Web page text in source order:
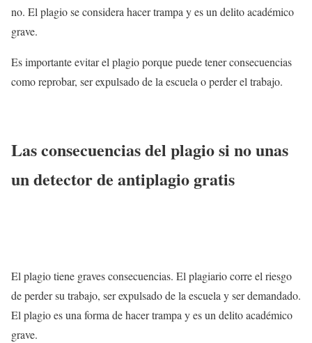
no. El plagio se considera hacer trampa y es un delito académico
grave.
Es importante evitar el plagio porque puede tener consecuencias
como reprobar, ser expulsado de la escuela o perder el trabajo.
Las consecuencias del plagio si no unas
un detector de antiplagio gratis
El plagio tiene graves consecuencias. El plagiario corre el riesgo
de perder su trabajo, ser expulsado de la escuela y ser demandado.
El plagio es una forma de hacer trampa y es un delito académico
grave.